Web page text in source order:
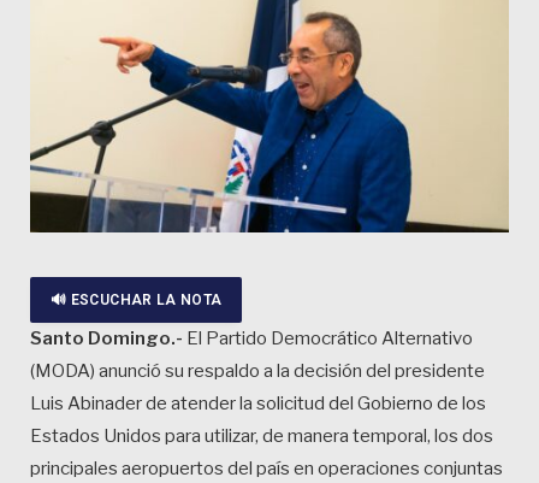
🔊 ESCUCHAR LA NOTA
Santo Domingo.- El Partido Democrático Alternativo
(MODA) anunció su respaldo a la decisión del presidente
Luis Abinader de atender la solicitud del Gobierno de los
Estados Unidos para utilizar, de manera temporal, los dos
principales aeropuertos del país en operaciones conjuntas